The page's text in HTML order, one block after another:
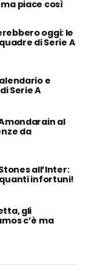
piace così
oggi: le
di Serie A
e
Serie A
al
da
all’Inter:
infortuni!
gli
c’è ma